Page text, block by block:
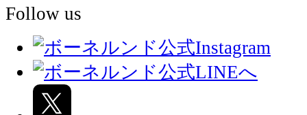
Follow us